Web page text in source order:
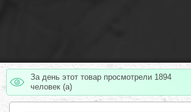
За день этот товар просмотрели 1894
человек (а)